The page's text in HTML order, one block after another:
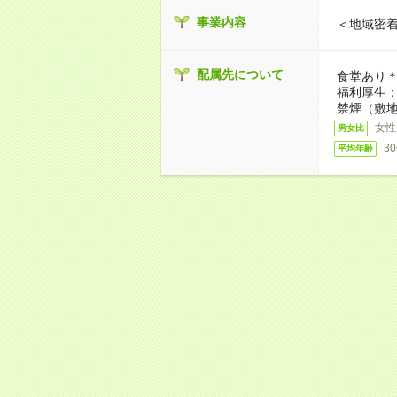
事業内容 ＜地域密
配属先について
食堂あり
福利厚生
禁煙（敷
男女比 女
平均年齢